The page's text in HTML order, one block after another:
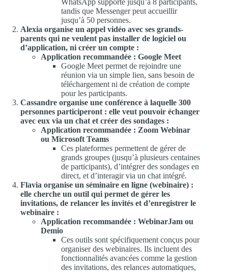
WhatsApp supporte jusqu’à 8 participants,
tandis que Messenger peut accueillir
jusqu’à 50 personnes.
Alexia organise un appel vidéo avec ses grands-
parents qui ne veulent pas installer de logiciel ou
d’application, ni créer un compte :
Application recommandée : Google Meet
Google Meet permet de rejoindre une
réunion via un simple lien, sans besoin de
téléchargement ni de création de compte
pour les participants.
Cassandre organise une conférence à laquelle 300
personnes participeront : elle veut pouvoir échanger
avec eux via un chat et créer des sondages :
Application recommandée : Zoom Webinar
ou Microsoft Teams
Ces plateformes permettent de gérer de
grands groupes (jusqu’à plusieurs centaines
de participants), d’intégrer des sondages en
direct, et d’interagir via un chat intégré.
Flavia organise un séminaire en ligne (webinaire) :
elle cherche un outil qui permet de gérer les
invitations, de relancer les invités et d’enregistrer le
webinaire :
Application recommandée : WebinarJam ou
Demio
Ces outils sont spécifiquement conçus pour
organiser des webinaires. Ils incluent des
fonctionnalités avancées comme la gestion
des invitations, des relances automatiques,